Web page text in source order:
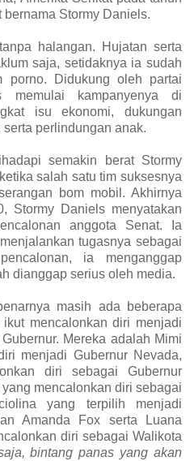
Stormy Daniels.
halangan. Hujatan serta
saja, setidaknya ia sudah
porno. Didukung oleh partai
memulai kampanyenya di
isu ekonomi, dukungan
perlindungan anak.
semakin berat Stormy
salah satu tim suksesnya
bom mobil. Akhirnya
Stormy Daniels menyatakan
anggota Senat. Ia
tugasnya sebagai
ia menganggap
dianggap serius oleh media.
masih ada beberapa
mencalonkan diri menjadi
Mereka adalah Mimi
menjadi Gubernur Nevada,
diri sebagai Gubernur
mencalonkan diri sebagai
yang terpilih menjadi
Amanda Fox serta Luana
diri sebagai Walikota
bintang panas yang akan